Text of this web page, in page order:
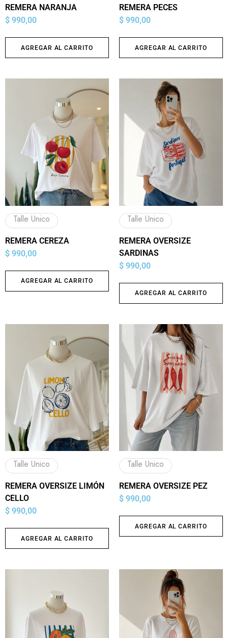
REMERA NARANJA
$ 990,00
AGREGAR AL CARRITO
REMERA PECES
$ 990,00
AGREGAR AL CARRITO
Talle Unico
REMERA CEREZA
$ 990,00
AGREGAR AL CARRITO
Talle Unico
REMERA OVERSIZE
SARDINAS
$ 990,00
AGREGAR AL CARRITO
Talle Unico
REMERA OVERSIZE LIMÓN
CELLO
$ 990,00
AGREGAR AL CARRITO
Talle Unico
REMERA OVERSIZE PEZ
$ 990,00
AGREGAR AL CARRITO